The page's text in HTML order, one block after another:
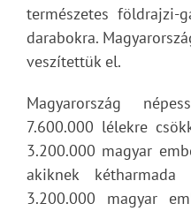
természetes földrajzi-
darabokra.
veszítettük el.
Magyarország
7.600.000 lélekre
3.200.000 magyar
akiknek
3.200.000 magyar